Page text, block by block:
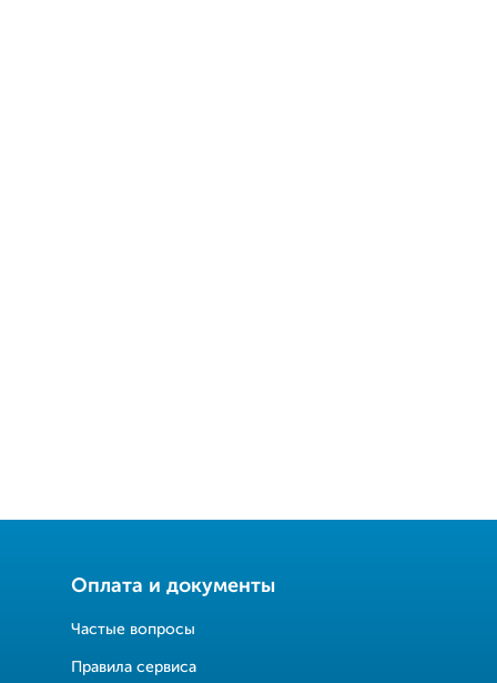
Оплата и документы
Частые вопросы
Правила сервиса